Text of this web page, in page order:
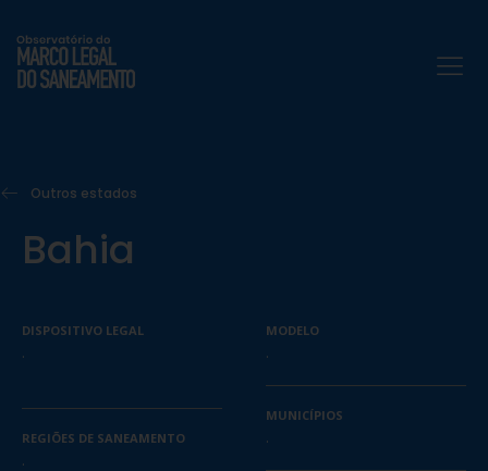
Outros estados
Bahia
DISPOSITIVO LEGAL
.
REGIÕES DE SANEAMENTO
.
MODELO
.
MUNICÍPIOS
.